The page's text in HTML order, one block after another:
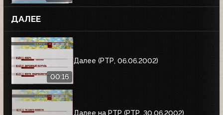
ДАЛЕЕ
00:16
Далее (РТР, 06.06.2002)
Далее на РТР (РТР, 30.06.2002)